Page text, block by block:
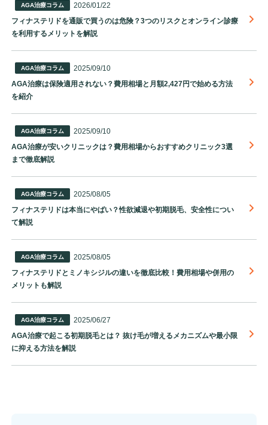
AGA治療コラム
2026/01/22
フィナステリドを通販で買うのは危険？3つのリスクとオンライン診療
を利用するメリットを解説
AGA治療コラム
2025/09/10
AGA治療は保険適用されない？費用相場と月額2,427円で始める方法
を紹介
AGA治療コラム
2025/09/10
AGA治療が安いクリニックは？費用相場からおすすめクリニック3選
まで徹底解説
AGA治療コラム
2025/08/05
フィナステリドは本当にやばい？性欲減退や初期脱毛、安全性につい
て解説
AGA治療コラム
2025/08/05
フィナステリドとミノキシジルの違いを徹底比較！費用相場や併用の
メリットも解説
AGA治療コラム
2025/06/27
AGA治療で起こる初期脱毛とは？ 抜け毛が増えるメカニズムや最小限
に抑える方法を解説